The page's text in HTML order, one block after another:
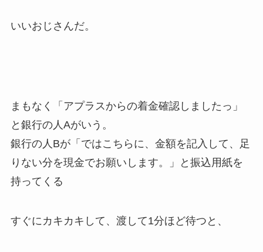
いいおじさんだ。
まもなく「アプラスからの着金確認しましたっ」
と銀行の人Aがいう。
銀行の人Bが「ではこちらに、金額を記入して、足
りない分を現金でお願いします。」と振込用紙を
持ってくる
すぐにカキカキして、渡して1分ほど待つと、